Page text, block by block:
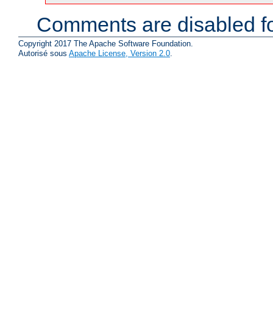
Comments are disabled
Copyright 2017 The Apache Software Foundation.
Autorisé sous Apache License, Version 2.0.